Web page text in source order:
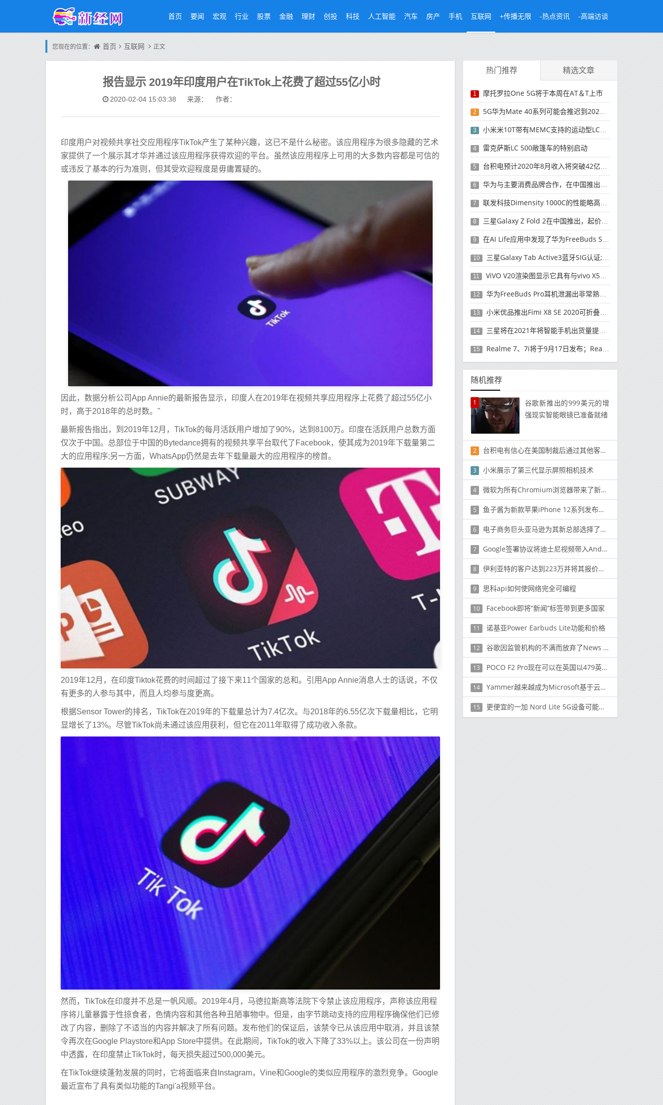
首页 要闻 宏观 行业 股票 金融 理财 创投 科技 人工智能 汽车 房产 手机 互联网 +传播无限 -热点资讯 -高端访谈
您现在的位置： 首页 互联网 正文
报告显示 2019年印度用户在TikTok上花费了超过55亿小时
2020-02-04 15:03:38 来源： 作者：
印度用户对视频共享社交应用程序TikTok产生了某种兴趣，这已不是什么秘密。该应用程序为很多隐藏的艺术
家提供了一个展示其才华并通过该应用程序获得欢迎的平台。虽然该应用程序上可用的大多数内容都是可信的
或违反了基本的行为准则，但其受欢迎程度是毋庸置疑的。
因此，数据分析公司App Annie的最新报告显示，印度人在2019年在视频共享应用程序上花费了超过55亿小
时，高于2018年的总时数。''
最新报告指出，到2019年12月，TikTok的每月活跃用户增加了90%，达到8100万。印度在活跃用户总数方面
仅次于中国。总部位于中国的Bytedance拥有的视频共享平台取代了Facebook，使其成为2019年下载量第二
大的应用程序;另一方面，WhatsApp仍然是去年下载量最大的应用程序的榜首。
2019年12月，在印度Tiktok花费的时间超过了接下来11个国家的总和。引用App Annie消息人士的话说，不仅
有更多的人参与其中，而且人均参与度更高。
根据Sensor Tower的排名，TikTok在2019年的下载量总计为7.4亿次。与2018年的6.55亿次下载量相比，它明
显增长了13%。尽管TikTok尚未通过该应用获利，但它在2011年取得了成功收入条款。
然而，TikTok在印度并不总是一帆风顺。2019年4月，马德拉斯高等法院下令禁止该应用程序，声称该应用程
序将儿童暴露于性掠食者，色情内容和其他各种丑陋事物中。但是，由字节跳动支持的应用程序确保他们已修
改了内容，删除了不适当的内容并解决了所有问题。发布他们的保证后，该禁令已从该应用中取消，并且该禁
令再次在Google Playstore和App Store中提供。在此期间，TikTok的收入下降了33%以上。该公司在一份声明
中透露，在印度禁止TikTok时，每天损失超过500,000美元。
在TikTok继续蓬勃发展的同时，它将面临来自Instagram，Vine和Google的类似应用程序的激烈竞争。Google
最近宣布了具有类似功能的Tangi'a视频平台。
热门推荐 精选文章
1 摩托罗拉One 5G将于本周在AT＆T上市
2 5G华为Mate 40系列可能会推迟到2021年
3 小米米10T带有MEMC支持的运动型LCD屏幕
4 雷克萨斯LC 500敞篷车的特别启动
5 台积电预计2020年8月收入将突破42亿美元，创历史新高
6 华为与主要消费品牌合作，在中国推出采用HarmonyOS 2.0的智能家居产品
7 联发科技Dimensity 1000C的性能略高于Snapdragon 765G
8 三星Galaxy Z Fold 2在中国推出，起价为16,999元
9 在AI Life应用中发现了华为FreeBuds Studio耳机
10 三星Galaxy Tab Active3蓝牙SIG认证; 发布可能快要结束了
11 ViVO V20渲染图显示它具有与vivo X50 Pro类似的后部设计
12 华为FreeBuds Pro耳机泄漏出非常熟悉的设计
13 小米优品推出Fimi X8 SE 2020可折叠无人机
14 三星将在2021年将智能手机出货量提高至3亿部
15 Realme 7、7i将于9月17日发布；Realme 7i的完整规格并导致泄漏
随机推荐
1
谷歌新推出的999美元的增
强现实智能眼镜已准备就绪
2 台积电有信心在美国制裁后通过其他客户取代华为订单
3 小米展示了第三代显示屏照相机技术
4 微软为所有Chromium浏览器带来了新的Windows Spellcheck
5 鱼子酱为新款苹果iPhone 12系列发布了超贵的“战士系列”
6 电子商务巨头亚马逊为其新总部选择了两个地点这可能会极大地影响科技招聘和发展
7 Google签署协议将迪士尼视频带入Android设备
8 伊利亚特的客户达到223万并将其报价扩大至7.99欧元
9 思科api如何使网络完全可编程
10 Facebook即将“新闻”标签带到更多国家
11 诺基亚Power Earbuds Lite功能和价格
12 谷歌因监管机构的不满而放弃了News Showcase的发布
13 POCO F2 Pro现在可以在英国以479英镑的价格购买
14 Yammer越来越成为Microsoft基于云的生产力软件生态系统的标准组成部分
15 更便宜的一加 Nord Lite 5G设备可能已经在生产中